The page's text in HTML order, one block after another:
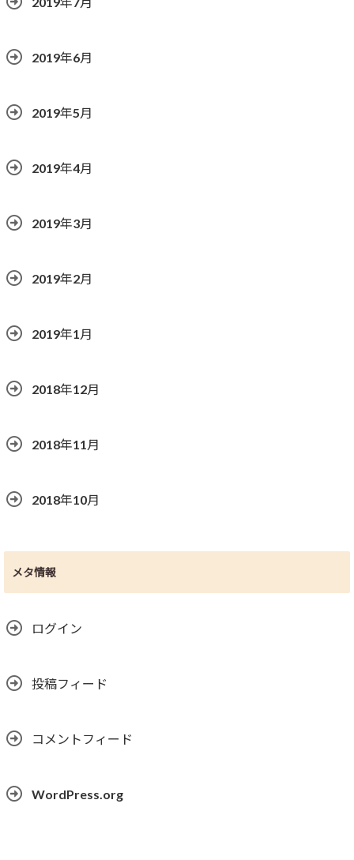
2019年6月
2019年5月
2019年4月
2019年3月
2019年2月
2019年1月
2018年12月
2018年11月
2018年10月
メタ情報
ログイン
投稿フィード
コメントフィード
WordPress.org